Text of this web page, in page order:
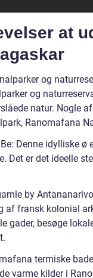
at
og
og
natur. Nogle
Ranomafana
Denne idylliske ø
Det er det ideelle
by
af fransk kolonial
gader, besøge
termiske
varme kilder i